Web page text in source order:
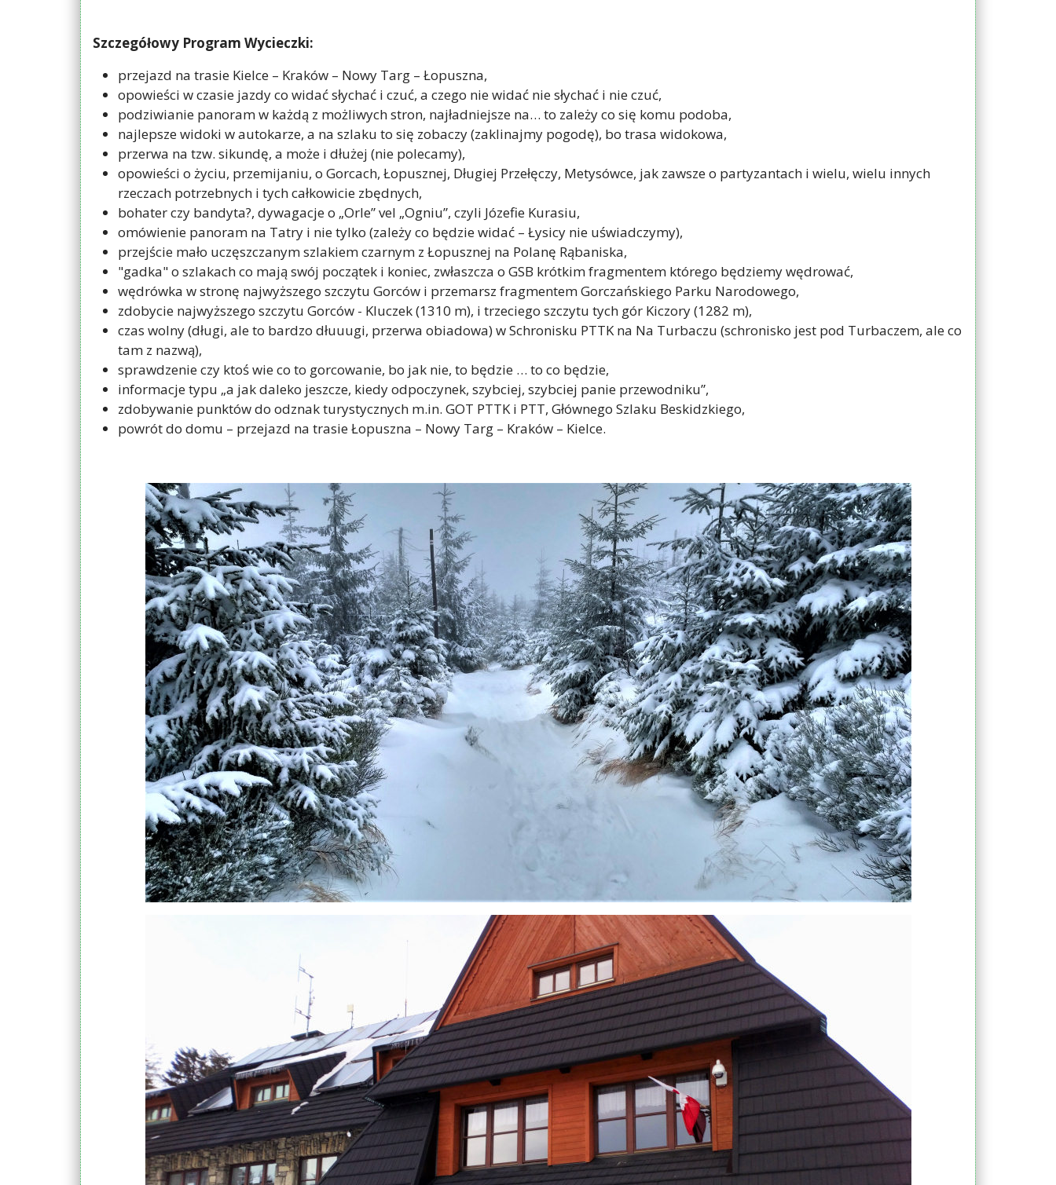
Szczegółowy Program Wycieczki:
przejazd na trasie Kielce – Kraków – Nowy Targ – Łopuszna,
opowieści w czasie jazdy co widać słychać i czuć, a czego nie widać nie słychać i nie czuć,
podziwianie panoram w każdą z możliwych stron, najładniejsze na… to zależy co się komu podoba,
najlepsze widoki w autokarze, a na szlaku to się zobaczy (zaklinajmy pogodę), bo trasa widokowa,
przerwa na tzw. sikundę, a może i dłużej (nie polecamy),
opowieści o życiu, przemijaniu, o Gorcach, Łopusznej, Długiej Przełęczy, Metysówce, jak zawsze o partyzantach i wielu, wielu innych
rzeczach potrzebnych i tych całkowicie zbędnych,
bohater czy bandyta?, dywagacje o „Orle” vel „Ogniu”, czyli Józefie Kurasiu,
omówienie panoram na Tatry i nie tylko (zależy co będzie widać – Łysicy nie uświadczymy),
przejście mało uczęszczanym szlakiem czarnym z Łopusznej na Polanę Rąbaniska,
"gadka" o szlakach co mają swój początek i koniec, zwłaszcza o GSB krótkim fragmentem którego będziemy wędrować,
wędrówka w stronę najwyższego szczytu Gorców i przemarsz fragmentem Gorczańskiego Parku Narodowego,
zdobycie najwyższego szczytu Gorców - Kluczek (1310 m), i trzeciego szczytu tych gór Kiczory (1282 m),
czas wolny (długi, ale to bardzo dłuuugi, przerwa obiadowa) w Schronisku PTTK na Na Turbaczu (schronisko jest pod Turbaczem, ale co
tam z nazwą),
sprawdzenie czy ktoś wie co to gorcowanie, bo jak nie, to będzie … to co będzie,
informacje typu „a jak daleko jeszcze, kiedy odpoczynek, szybciej, szybciej panie przewodniku”,
zdobywanie punktów do odznak turystycznych m.in. GOT PTTK i PTT, Głównego Szlaku Beskidzkiego,
powrót do domu – przejazd na trasie Łopuszna – Nowy Targ – Kraków – Kielce.